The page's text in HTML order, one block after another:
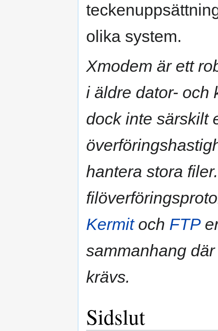
olika system.
Xmodem är ett
i äldre dator- och
dock inte särskilt
hantera stora
Kermitoch FTP
sammanhang
krävs.
Sidslut